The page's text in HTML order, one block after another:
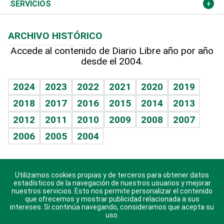
Hablando con el pediatra
Vida y familia
Eñe
Celebrando la vida
Sin complejos
En pocas palabras
Escuchando al corazón
Economía Personal
Más deportes
Línea de hit
TBT Deportivo
Columnistas
Más firmas
Cambio climático
Opinión
Hecho en casa
Guía del dinero
SERVICIOS
Cumpleaños
Horóscopos
Crucigramas
ARCHIVO HISTÓRICO
Accede al contenido de Diario Libre año por año
desde el 2004.
2024 2023 2022 2021 2020
2019
2018
2017 2016 2015 2014
2013
2012
2011 2010 2009 2008
2007
2006
2005 2004
Descarga nuestras aplicaciones para Android, iOS y
sistema Huawei.
Utilizamos cookies propias y de terceros para obtener datos
estadísticos de la navegación de nuestros usuarios y mejorar
nuestros servicios. Esto nos permite personalizar el contenido
que ofrecemos y mostrar publicidad relacionada a sus
intereses. Si continúa navegando, consideramos que acepta su
uso.